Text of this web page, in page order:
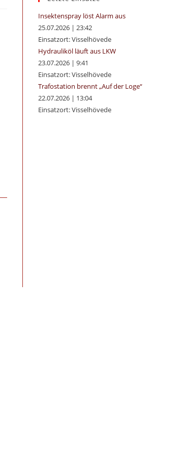
Insektenspray löst Alarm aus
25.07.2026| 23:42
Einsatzort: Visselhövede
Hydrauliköl läuft aus LKW
23.07.2026| 9:41
Einsatzort: Visselhövede
Trafostation brennt „Auf der Loge“
22.07.2026| 13:04
Einsatzort: Visselhövede